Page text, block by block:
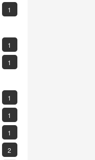
1
1
1
1
1
1
2